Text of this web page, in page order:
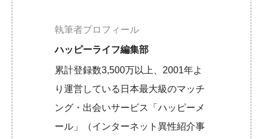
執筆者プロフィール
ハッピーライフ編集部
累計登録数3,500万以上、2001年よ
り運営している日本最大級のマッチ
ング・出会いサービス「ハッピーメ
ール」（インターネット異性紹介事